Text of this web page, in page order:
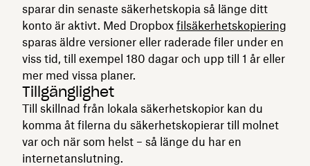
sparar din senaste säkerhetskopia så länge ditt
konto är aktivt. Med Dropbox filsäkerhetskopiering
sparas äldre versioner eller raderade filer under en
viss tid, till exempel 180 dagar och upp till 1 år eller
mer med vissa planer.
Tillgänglighet
Till skillnad från lokala säkerhetskopior kan du
komma åt filerna du säkerhetskopierar till molnet
var och när som helst – så länge du har en
internetanslutning.